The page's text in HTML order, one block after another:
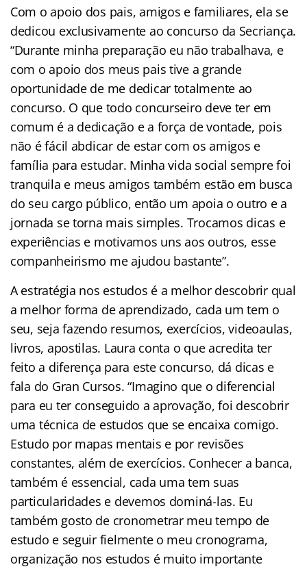
Com o apoio dos pais, amigos e familiares, ela se
dedicou exclusivamente ao concurso da Secriança.
“Durante minha preparação eu não trabalhava, e
com o apoio dos meus pais tive a grande
oportunidade de me dedicar totalmente ao
concurso. O que todo concurseiro deve ter em
comum é a dedicação e a força de vontade, pois
não é fácil abdicar de estar com os amigos e
família para estudar. Minha vida social sempre foi
tranquila e meus amigos também estão em busca
do seu cargo público, então um apoia o outro e a
jornada se torna mais simples. Trocamos dicas e
experiências e motivamos uns aos outros, esse
companheirismo me ajudou bastante”.
A estratégia nos estudos é a melhor descobrir qual
a melhor forma de aprendizado, cada um tem o
seu, seja fazendo resumos, exercícios, videoaulas,
livros, apostilas. Laura conta o que acredita ter
feito a diferença para este concurso, dá dicas e
fala do Gran Cursos. “Imagino que o diferencial
para eu ter conseguido a aprovação, foi descobrir
uma técnica de estudos que se encaixa comigo.
Estudo por mapas mentais e por revisões
constantes, além de exercícios. Conhecer a banca,
também é essencial, cada uma tem suas
particularidades e devemos dominá-las. Eu
também gosto de cronometrar meu tempo de
estudo e seguir fielmente o meu cronograma,
organização nos estudos é muito importante